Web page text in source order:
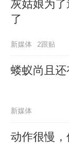
灰姑娘为
了
新媒体 2跟贴
蝼蚁尚且
新媒体
动作很慢